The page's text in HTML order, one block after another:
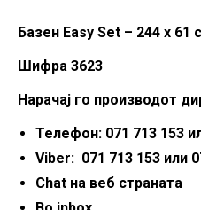
Базен Easy Set – 244 x 61
Шифра 3623
Нарачај го производот
Телефон: 071 713 153
Viber: 071 713 153 или
Chat на веб страната